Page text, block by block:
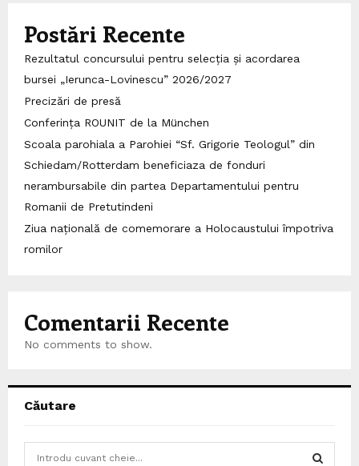
Postări Recente
Rezultatul concursului pentru selecția și acordarea
bursei „Ierunca-Lovinescu” 2026/2027
Precizări de presă
Conferința ROUNIT de la München
Scoala parohiala a Parohiei “Sf. Grigorie Teologul” din
Schiedam/Rotterdam beneficiaza de fonduri
nerambursabile din partea Departamentului pentru
Romanii de Pretutindeni
Ziua națională de comemorare a Holocaustului împotriva
romilor
Comentarii Recente
No comments to show.
Căutare